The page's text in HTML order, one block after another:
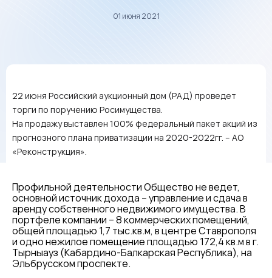
01 июня 2021
22 июня Российский аукционный дом (РАД) проведет
торги по поручению Росимущества.
На продажу выставлен 100% федеральный пакет акций из
прогнозного плана приватизации на 2020-2022гг. – АО
«Реконструкция».
Профильной деятельности Общество не ведет,
основной источник дохода – управление и сдача в
аренду собственного недвижимого имущества. В
портфеле компании – 8 коммерческих помещений,
общей площадью 1,7 тыс.кв.м, в центре Ставрополя
и одно нежилое помещение площадью 172,4 кв.м в г.
Тырныауз (Кабардино-Балкарская Республика), на
Эльбрусском проспекте.